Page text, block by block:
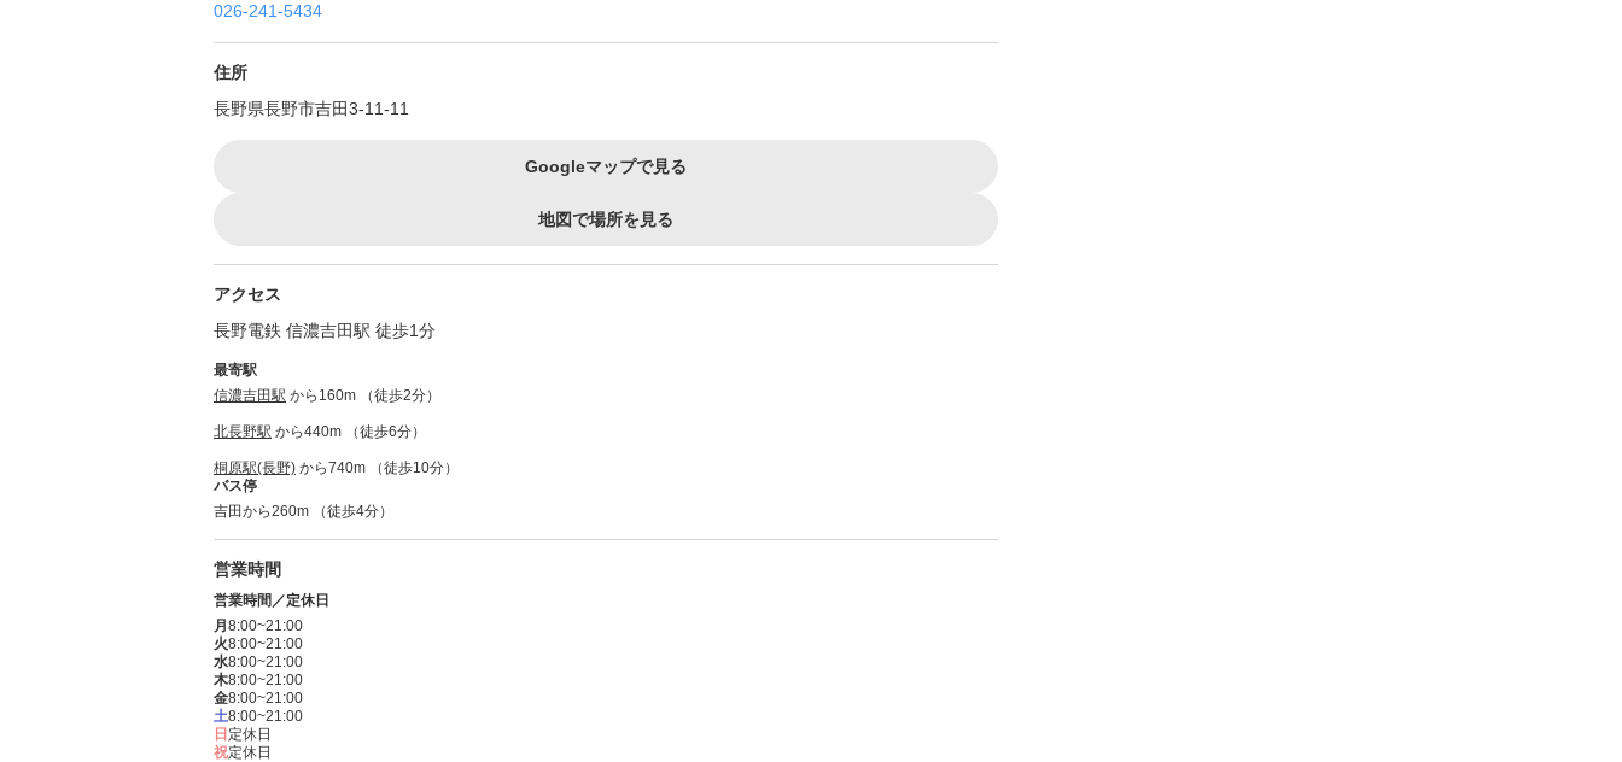
026-241-5434
住所
長野県長野市吉田3-11-11
Googleマップで見る
地図で場所を見る
アクセス
長野電鉄 信濃吉田駅 徒歩1分
最寄駅
信濃吉田駅 から160m （徒歩2分）
北長野駅 から440m （徒歩6分）
桐原駅(長野) から740m （徒歩10分）
バス停
吉田から260m （徒歩4分）
営業時間
営業時間／定休日
月 8:00~21:00
火8:00~21:00
水8:00~21:00
木8:00~21:00
金8:00~21:00
土8:00~21:00
日 定休日
祝定休日